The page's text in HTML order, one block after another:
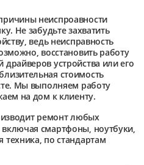
неиспроавности
Не забудьте захватить
ведь неисправность
восстановить работу
устройства или его
стоимость
Мы выполняем работу
на дом к клиенту.
ремонт любых
смартфоны, ноутбуки,
по стандартам